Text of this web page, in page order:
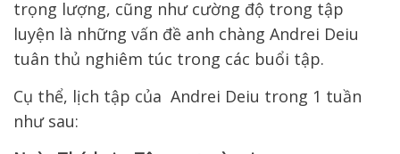
trọng lượng, cũng như cường độ trong tập
luyện là những vấn đề anh chàng Andrei Deiu
tuân thủ nghiêm túc trong các buổi tập.
Cụ thể, lịch tập của Andrei Deiu trong 1 tuần
như sau: